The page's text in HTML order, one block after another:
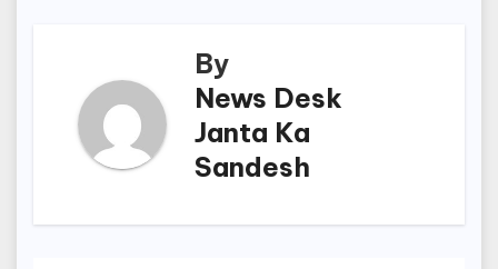
By
News Desk
Janta Ka
Sandesh